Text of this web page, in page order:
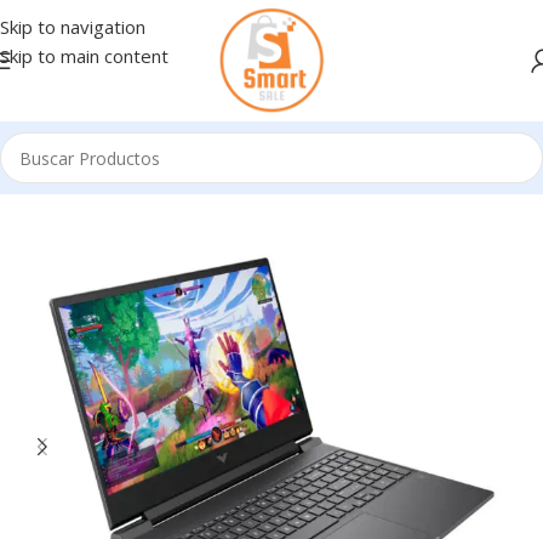
Skip to navigation
Skip to main content
Inicio/Notebooks - Netbooks/GAMERS NUEVOS